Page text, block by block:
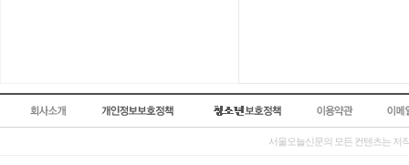
서울오늘신문의 모든 컨텐츠는 저